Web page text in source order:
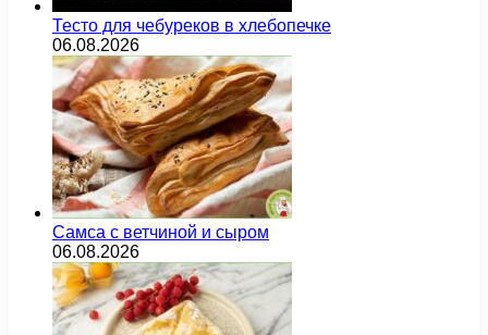
Тесто для чебуреков в хлебопечке
06.08.2026
Самса с ветчиной и сыром
06.08.2026